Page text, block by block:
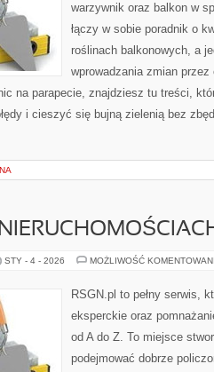
warzywnik oraz balkon w
łączy w sobie poradnik o
roślinach balkonowych, a
wprowadzania zmian przez
na parapecie, znajdziesz tu treści,
i cieszyć się bujną zielenią bez
STY - 4 - 2026 MOŻLIWOŚĆ
RSGN.pl to pełny serwis,
eksperckie oraz
od A do Z. To miejsce
podejmować dobrze